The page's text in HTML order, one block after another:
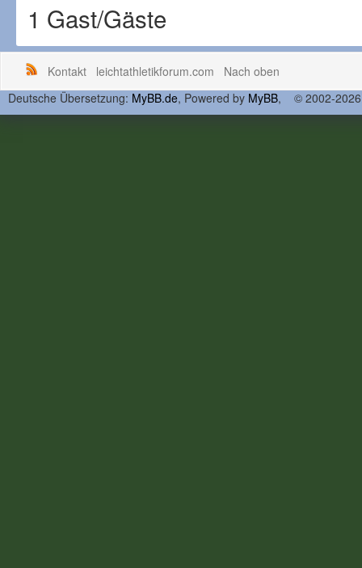
1 Gast/Gäste
Kontakt leichtathletikforum.com
Nach oben
Deutsche Übersetzung: MyBB.de, Powered by MyBB, © 2002-